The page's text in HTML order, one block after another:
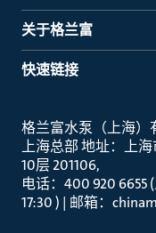
关于格兰富
快速链接
格兰富水泵（上海）
上海总部 地址：上
10层 201106
电话：400 920 6655
17:30 ) | 邮箱：